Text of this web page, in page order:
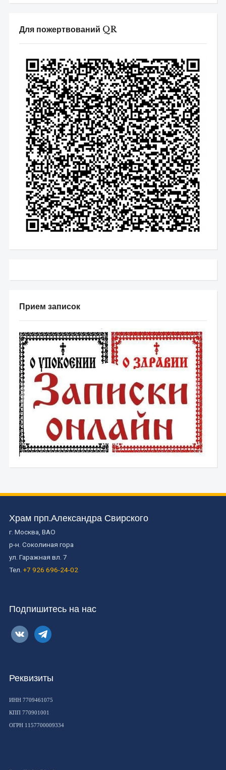
Для пожертвований QR
Прием записок
Храм прп.Александра Свирского
г. Москва, ВАО
р-н. Соколиная гора
ул. Гаражная вл. 7
Тел. +7 926 696-24-02
Подпишитесь на нас
vkontaktetelegram
Реквизиты
ИНН 7709461075
КПП 770901001
ОГРН 1157700009334